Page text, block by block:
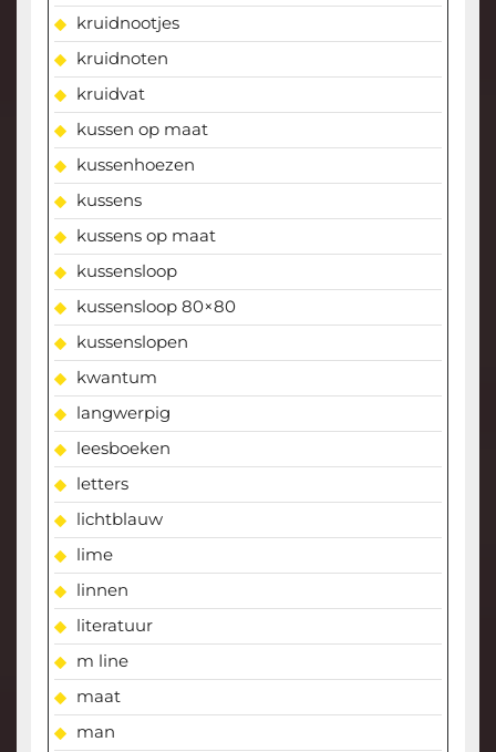
kruidnootjes
kruidnoten
kruidvat
kussen op maat
kussenhoezen
kussens
kussens op maat
kussensloop
kussensloop 80×80
kussenslopen
kwantum
langwerpig
leesboeken
letters
lichtblauw
lime
linnen
literatuur
m line
maat
man